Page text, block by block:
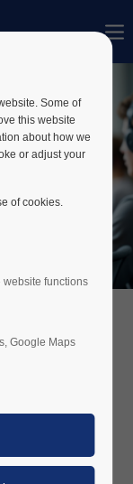
leider
leider
leider
leider
Some of
this website
about how we
or adjust your
of cookies.
website functions
Google Maps